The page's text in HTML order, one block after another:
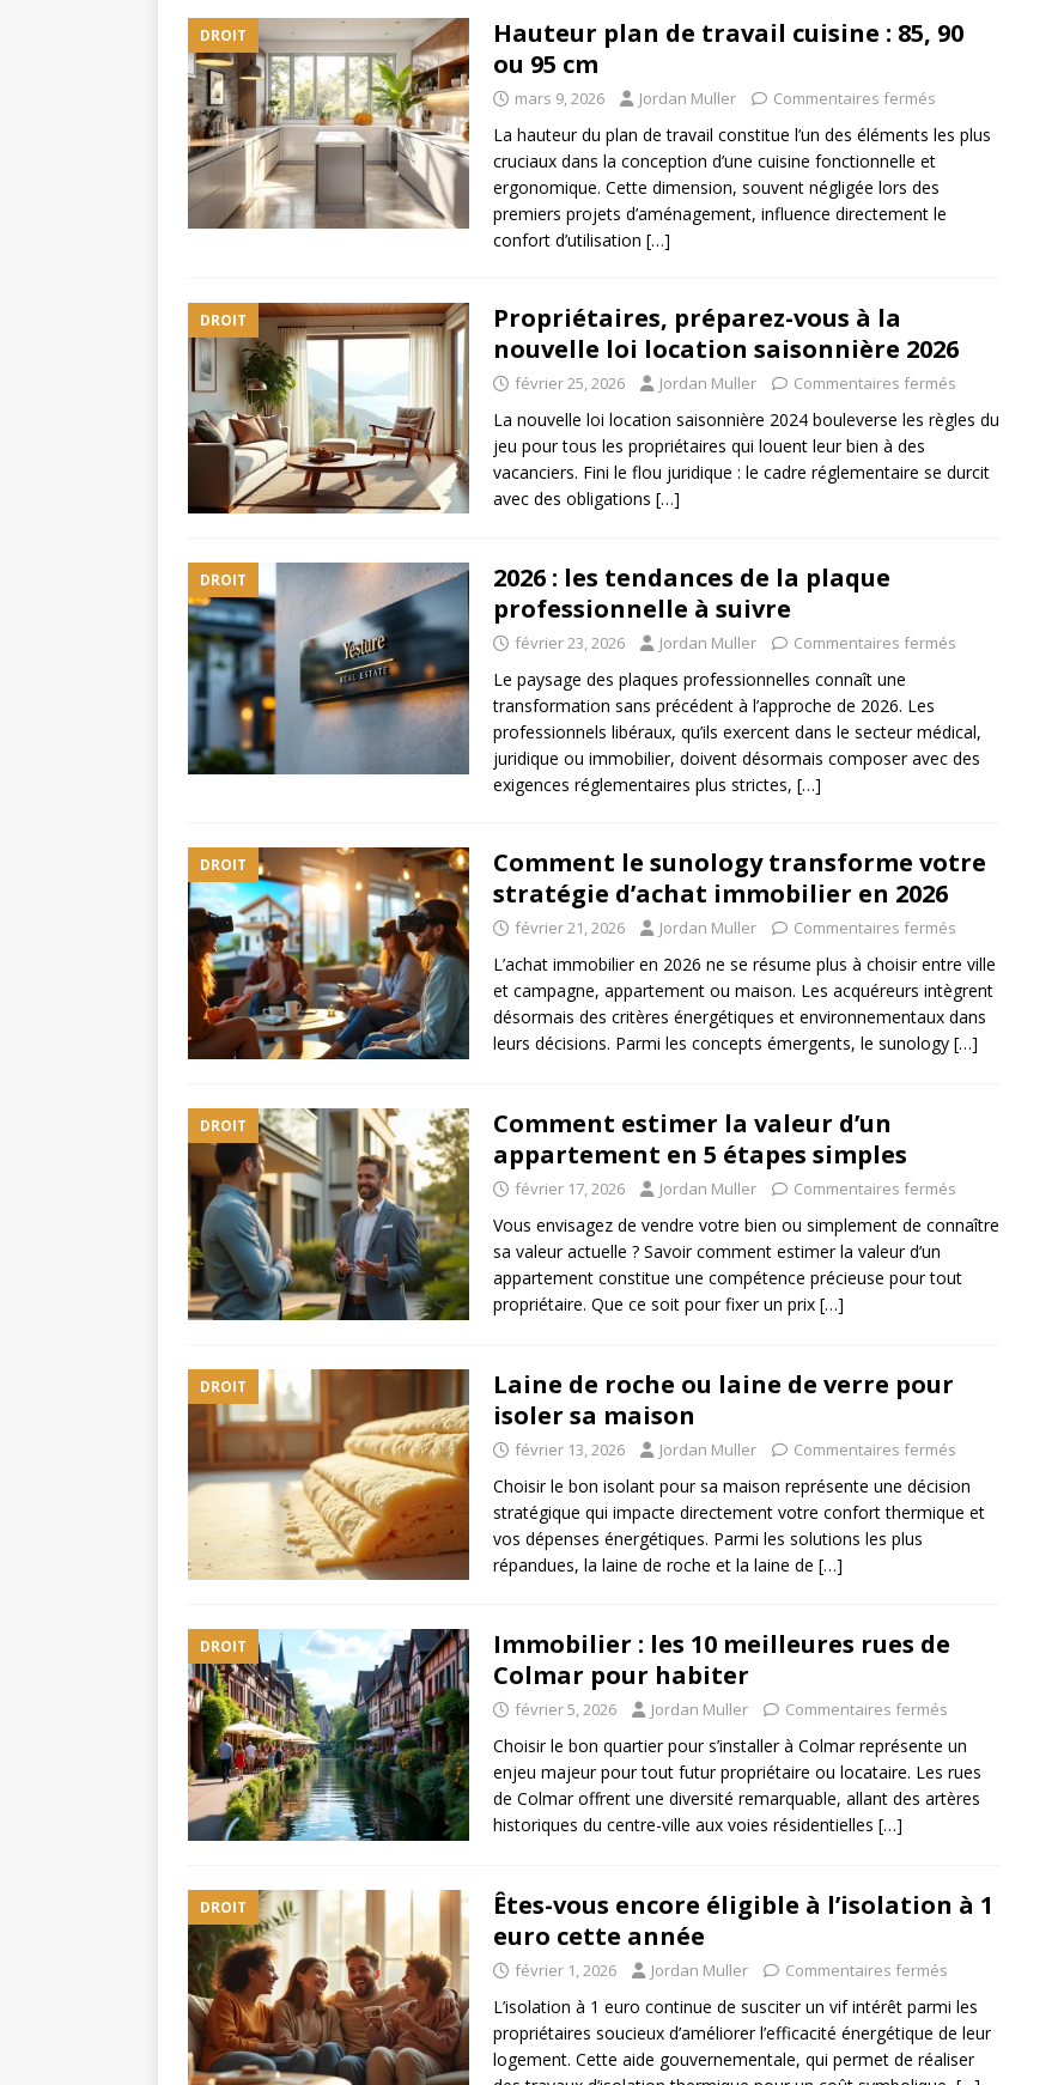
DROIT
Hauteur plan de travail cuisine : 85, 90
ou 95 cm
mars 9, 2026 Jordan Muller Commentaires fermés
La hauteur du plan de travail constitue l’un des éléments les plus
cruciaux dans la conception d’une cuisine fonctionnelle et
ergonomique. Cette dimension, souvent négligée lors des
premiers projets d’aménagement, influence directement le
confort d’utilisation […]
DROIT
Propriétaires, préparez-vous à la
nouvelle loi location saisonnière 2026
février 25, 2026 Jordan Muller Commentaires fermés
La nouvelle loi location saisonnière 2024 bouleverse les règles du
jeu pour tous les propriétaires qui louent leur bien à des
vacanciers. Fini le flou juridique : le cadre réglementaire se durcit
avec des obligations […]
DROIT
2026 : les tendances de la plaque
professionnelle à suivre
février 23, 2026 Jordan Muller Commentaires fermés
Le paysage des plaques professionnelles connaît une
transformation sans précédent à l’approche de 2026. Les
professionnels libéraux, qu’ils exercent dans le secteur médical,
juridique ou immobilier, doivent désormais composer avec des
exigences réglementaires plus strictes, […]
DROIT
Comment le sunology transforme votre
stratégie d’achat immobilier en 2026
février 21, 2026 Jordan Muller Commentaires fermés
L’achat immobilier en 2026 ne se résume plus à choisir entre ville
et campagne, appartement ou maison. Les acquéreurs intègrent
désormais des critères énergétiques et environnementaux dans
leurs décisions. Parmi les concepts émergents, le sunology […]
DROIT
Comment estimer la valeur d’un
appartement en 5 étapes simples
février 17, 2026 Jordan Muller Commentaires fermés
Vous envisagez de vendre votre bien ou simplement de connaître
sa valeur actuelle ? Savoir comment estimer la valeur d’un
appartement constitue une compétence précieuse pour tout
propriétaire. Que ce soit pour fixer un prix […]
DROIT
Laine de roche ou laine de verre pour
isoler sa maison
février 13, 2026 Jordan Muller Commentaires fermés
Choisir le bon isolant pour sa maison représente une décision
stratégique qui impacte directement votre confort thermique et
vos dépenses énergétiques. Parmi les solutions les plus
répandues, la laine de roche et la laine de […]
DROIT
Immobilier : les 10 meilleures rues de
Colmar pour habiter
février 5, 2026 Jordan Muller Commentaires fermés
Choisir le bon quartier pour s’installer à Colmar représente un
enjeu majeur pour tout futur propriétaire ou locataire. Les rues
de Colmar offrent une diversité remarquable, allant des artères
historiques du centre-ville aux voies résidentielles […]
DROIT
Êtes-vous encore éligible à l’isolation à 1
euro cette année
février 1, 2026 Jordan Muller Commentaires fermés
L’isolation à 1 euro continue de susciter un vif intérêt parmi les
propriétaires soucieux d’améliorer l’efficacité énergétique de leur
logement. Cette aide gouvernementale, qui permet de réaliser